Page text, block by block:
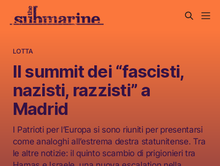
LOTTA
Il summit dei “fascisti,
nazisti, razzisti” a
Madrid
I Patrioti per l’Europa si sono riuniti per presentarsi
come analoghi all’estrema destra statunitense. Tra
le altre notizie: il quinto scambio di prigionieri tra